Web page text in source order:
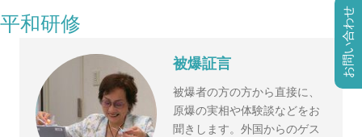
平和研修
被爆証言
被爆者の方の方から直接に、
原爆の実相や体験談などをお
聞きします。外国からのゲス
お問い合わせ